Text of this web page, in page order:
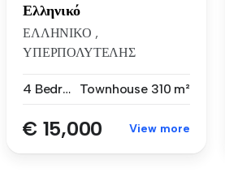
Ελληνικό
ΕΛΛΗΝΙΚΟ ,
ΥΠΕΡΠΟΛΥΤΕΛΗΣ
Τ.Μ., 2 ΕΠΙ...
4 Bedrooms Townhouse 310 m²
€ 15,000 View more